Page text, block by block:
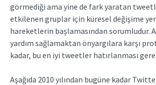
görmediği ama yine de fark yaratan
etkilenen gruplar için küresel değişime
hareketlerin başlamasından sorumludur.
yardım sağlamaktan önyargılara karşı
kadar, bu en iyi tweetler hatırlanması
Aşağıda 2010 yılından bugüne kadar